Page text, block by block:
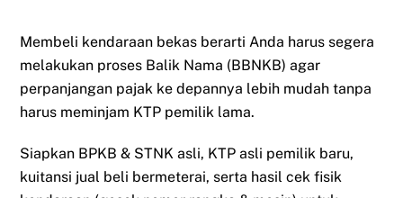
Membeli kendaraan bekas berarti Anda harus segera
melakukan proses Balik Nama (BBNKB) agar
perpanjangan pajak ke depannya lebih mudah tanpa
harus meminjam KTP pemilik lama.
Siapkan BPKB & STNK asli, KTP asli pemilik baru,
kuitansi jual beli bermeterai, serta hasil cek fisik